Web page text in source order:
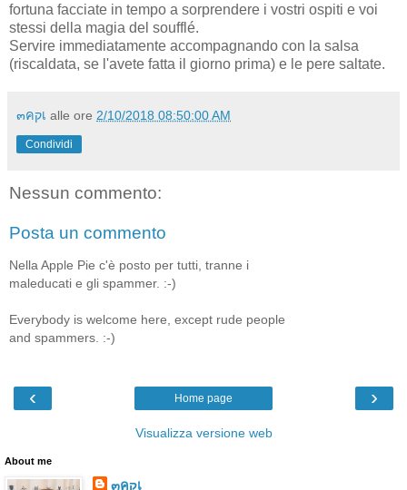
fortuna facciate in tempo a sorprendere i vostri ospiti e voi
stessi della magia del soufflé.
Servire immediatamente accompagnando con la salsa
(riscaldata, se l'avete fatta il giorno prima) e le pere saltate.
๓คקเ alle ore 2/10/2018 08:50:00 AM
Condividi
Nessun commento:
Posta un commento
Nella Apple Pie c'è posto per tutti, tranne i
maleducati e gli spammer. :-)
Everybody is welcome here, except rude people
and spammers. :-)
‹ ›
Home page
Visualizza versione web
About me
๓คקเ